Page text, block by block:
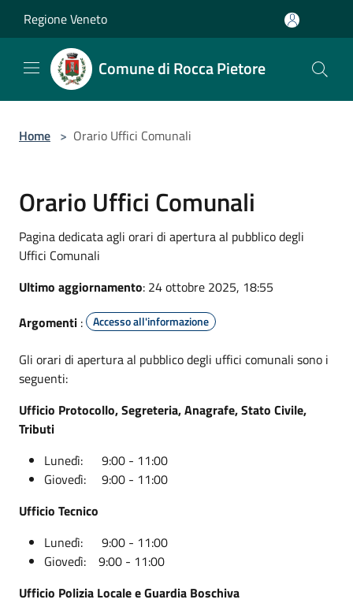
Regione Veneto
Comune di Rocca Pietore
Home > Orario Uffici Comunali
Orario Uffici Comunali
Pagina dedicata agli orari di apertura al pubblico degli
Uffici Comunali
Ultimo aggiornamento: 24 ottobre 2025, 18:55
Argomenti : Accesso all'informazione
Gli orari di apertura al pubblico degli uffici comunali sono i
seguenti:
Ufficio Protocollo, Segreteria, Anagrafe, Stato Civile,
Tributi
Lunedì: 9:00 - 11:00
Giovedì: 9:00 - 11:00
Ufficio Tecnico
Lunedì: 9:00 - 11:00
Giovedì: 9:00 - 11:00
Ufficio Polizia Locale e Guardia Boschiva